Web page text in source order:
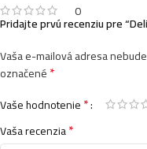
0
Pridajte prvú recenziu pre
Vaša e-mailová adresa
označené*
Vaše hodnotenie*
Vaša recenzia*